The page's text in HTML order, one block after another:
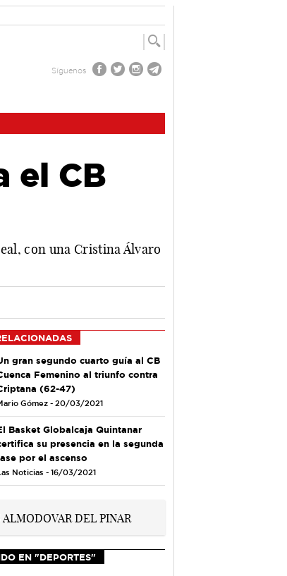
Síguenos
el CB
con una Cristina Álvaro
gran segundo cuarto guía al CB
Femenino al triunfo contra
(62-47)
Gómez - 20/03/2021
Basket Globalcaja Quintanar
su presencia en la segunda
por el ascenso
Noticias - 16/03/2021
EN "DEPORTES"